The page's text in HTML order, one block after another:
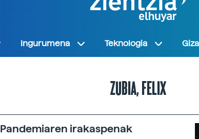
Ingurumena Teknologia
ZUBIA, FELIX
Pandemiaren irakaspenak